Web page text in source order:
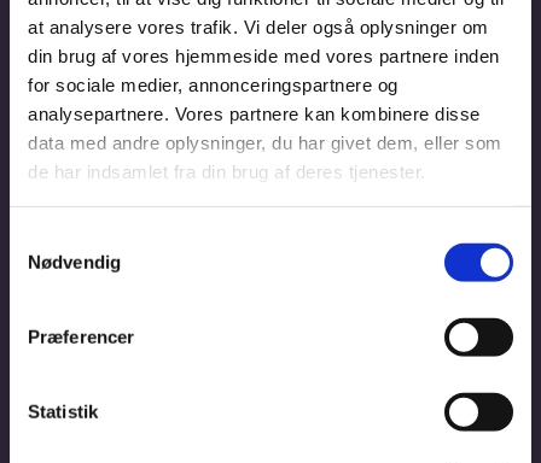
at analysere vores trafik. Vi deler også oplysninger om
din brug af vores hjemmeside med vores partnere inden
for sociale medier, annonceringspartnere og
analysepartnere. Vores partnere kan kombinere disse
data med andre oplysninger, du har givet dem, eller som
de har indsamlet fra din brug af deres tjenester.
Nødvendig
Præferencer
Statistik